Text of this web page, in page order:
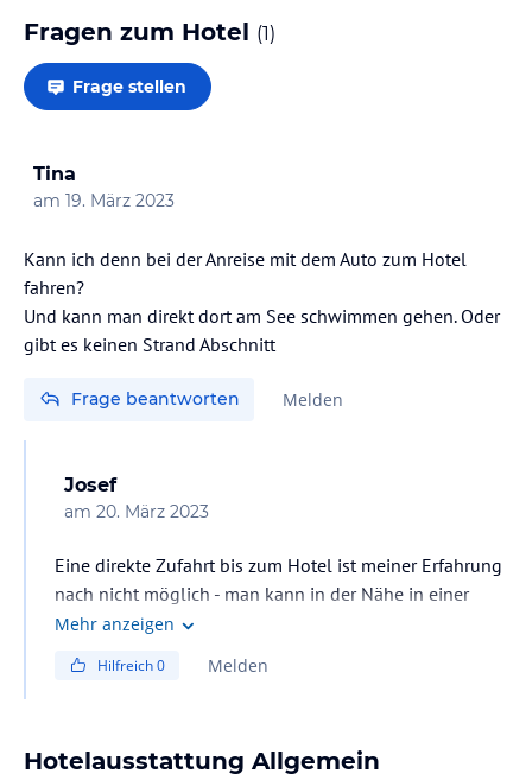
Fragen zum Hotel (1)
Frage stellen
Tina
am 19. März 2023
Kann ich denn bei der Anreise mit dem Auto zum Hotel
fahren?
Und kann man direkt dort am See schwimmen gehen. Oder
gibt es keinen Strand Abschnitt
Frage beantworten Melden
Josef
am 20. März 2023
Eine direkte Zufahrt bis zum Hotel ist meiner Erfahrung
nach nicht möglich - man kann in der Nähe in einer
Kurzparkzone stehen bleiben oder am öffentl.
Gepäck-Shuttleservice in Anspruch nehmen. Man kann
Mehr anzeigen
Hilfreich0 Melden
Hotelausstattung Allgemein